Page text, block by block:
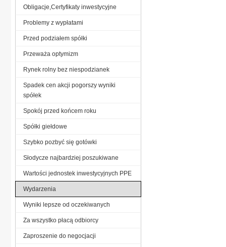
Obligacje,Certyfikaty inwestycyjne
Problemy z wypłatami
Przed podziałem spółki
Przeważa optymizm
Rynek rolny bez niespodzianek
Spadek cen akcji pogorszy wyniki
spółek
Spokój przed końcem roku
Spółki giełdowe
Szybko pozbyć się gotówki
Słodycze najbardziej poszukiwane
Wartości jednostek inwestycyjnych PPE
Wydarzenia
Wyniki lepsze od oczekiwanych
Za wszystko płacą odbiorcy
Zaproszenie do negocjacji